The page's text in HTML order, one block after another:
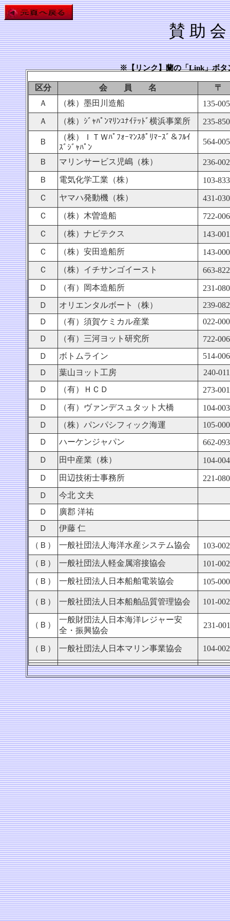
賛 助
区分 会 員 名
〒
Ａ
（株）墨田川造船
135-
Ａ
（株）ｼﾞｬﾊﾟﾝﾏﾘﾝﾕﾅｲﾃｯﾄﾞ横浜事業所 235-
Ｂ
（株）ＩＴＷﾊﾟﾌｫｰﾏﾝｽﾎﾟﾘﾏｰｽﾞ＆ﾌﾙｲ
ｽﾞｼﾞｬﾊﾟﾝ
564-
Ｂ マリンサービス児嶋（株）
236-
Ｂ
電気化学工業（株）
103-
Ｃ
ヤマハ発動機（株）
431-
Ｃ
（株）木曽造船
722-
Ｃ
（株）ナビテクス
143-
Ｃ
（株）安田造船所
143-
Ｃ
（株）イチサンゴイースト
663-
Ｄ
（有）岡本造船所
231-
Ｄ
オリエンタルボート（株）
239-
Ｄ
（有）須賀ケミカル産業
022-
Ｄ
（有）三河ヨット研究所
722-
Ｄ
ボトムライン
514-
Ｄ
葉山ヨット工房
240-
Ｄ
（有）ＨＣＤ
273-
Ｄ
（有）ヴァンデスュタット大橋
104-
Ｄ
（株）パンパシフィック海運
105-
Ｄ
ハーケンジャパン
662-
Ｄ
田中産業（株）
104-
Ｄ
田辺技術士事務所
221-
Ｄ
今北 文夫
Ｄ
廣郡 洋祐
Ｄ
伊藤 仁
（Ｂ）
一般社団法人海洋水産システム協会
103-
（Ｂ）
一般社団法人軽金属溶接協会
101-
（Ｂ）
一般社団法人日本船舶電装協会 105-
（Ｂ） 一般社団法人日本船舶品質管理協会 101-
（Ｂ）
一般財団法人日本海洋レジャー安
全・振興協会
231-
（Ｂ） 一般社団法人日本マリン事業協会 104-
※【リンク】蘭の「Link」ボタンをクリックす